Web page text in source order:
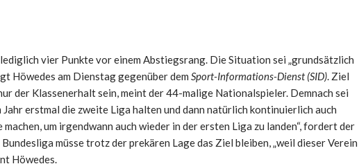
vier Punkte vor einem Abstiegsrang. Die Situation sei „grundsätzlich
Höwedes am Dienstag gegenüber dem Sport-Informations-Dienst (SID). Ziel
der Klassenerhalt sein, meint der 44-malige Nationalspieler. Demnach sei
Jahr erstmal die zweite Liga halten und dann natürlich kontinuierlich auch
um irgendwann auch wieder in der ersten Liga zu landen“, fordert der
müsse trotz der prekären Lage das Ziel bleiben, „weil dieser Verein
Höwedes.